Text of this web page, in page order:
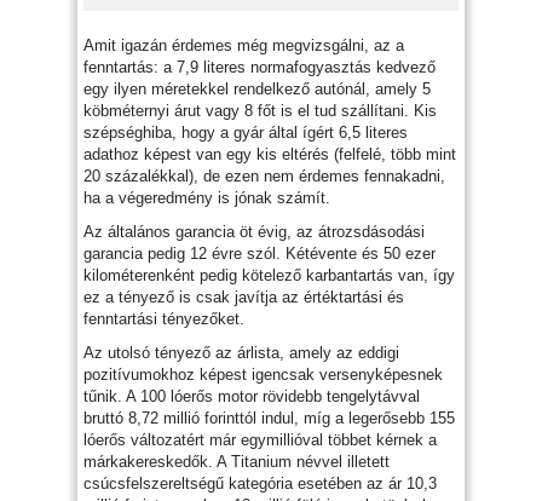
Amit igazán érdemes még megvizsgálni, az a
fenntartás: a 7,9 literes normafogyasztás kedvező
egy ilyen méretekkel rendelkező autónál, amely 5
köbméternyi árut vagy 8 főt is el tud szállítani. Kis
szépséghiba, hogy a gyár által ígért 6,5 literes
adathoz képest van egy kis eltérés (felfelé, több mint
20 százalékkal), de ezen nem érdemes fennakadni,
ha a végeredmény is jónak számít.
Az általános garancia öt évig, az átrozsdásodási
garancia pedig 12 évre szól. Kétévente és 50 ezer
kilométerenként pedig kötelező karbantartás van, így
ez a tényező is csak javítja az értéktartási és
fenntartási tényezőket.
Az utolsó tényező az árlista, amely az eddigi
pozitívumokhoz képest igencsak versenyképesnek
tűnik. A 100 lóerős motor rövidebb tengelytávval
bruttó 8,72 millió forinttól indul, míg a legerősebb 155
lóerős változatért már egymillióval többet kérnek a
márkakereskedők. A Titanium névvel illetett
csúcsfelszereltségű kategória esetében az ár 10,3